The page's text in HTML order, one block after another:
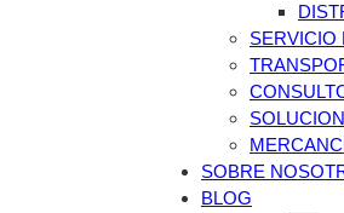
SERVICIO
SOBRE
BLOG